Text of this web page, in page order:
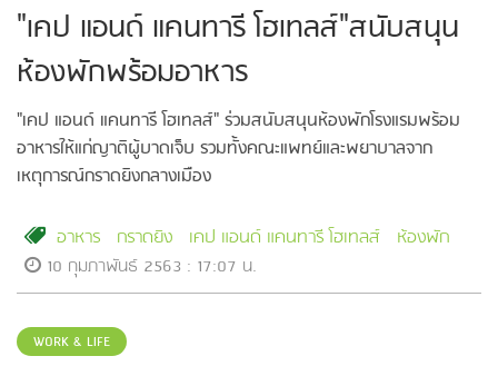
"เคป แอนด์ แคนทารี โฮเทลส์"สนับสนุน
ห้องพักพร้อมอาหาร
"เคป แอนด์ แคนทารี โฮเทลส์" ร่วมสนับสนุนห้องพักโรงแรมพร้อม
อาหารให้แก่ญาติผู้บาดเจ็บ รวมทั้งคณะแพทย์และพยาบาลจาก
เหตุการณ์กราดยิงกลางเมือง
อาหาร กราดยิง เคป แอนด์ แคนทารี โฮเทลส์ ห้องพัก
10 กุมภาพันธ์ 2563 : 17:07 น.
WORK & LIFE